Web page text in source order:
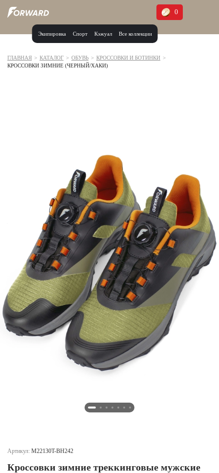
Экипировка Спорт Кэжуал Все коллекции
0
Москва и МО
Москва и МО (14)
Нижегородская область (1)
Новосибирская область (3)
Омская область (5)
Республика Башкортостан (3)
Республика Крым (1)
Республика Татарстан (2)
Ростовская область (2)
Самарская область (1)
Санкт-Петербург и ЛО (3)
Саратовская область (1)
Свердловская область (5)
ГЛАВНАЯ > КАТАЛОГ > ОБУВЬ > КРОССОВКИ И БОТИНКИ >
КРОССОВКИ ЗИМНИЕ (ЧЕРНЫЙ/ХАКИ)
Артикул: M22130T-BH242
Кроссовки зимние треккинговые мужские